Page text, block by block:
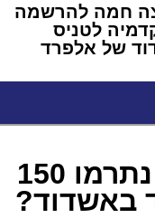
חמה להרשמה
לטניס
של אלפרד
ערבים זה לזה: איך נתרמו 150
באשדוד?